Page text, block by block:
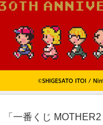
一番くじ